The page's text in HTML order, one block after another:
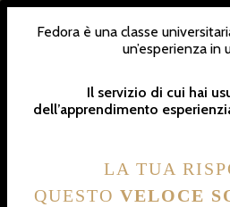
Fedora è una classe
un’esperienza in
Il servizio di cui hai
dell’apprendimento
LA TUA
QUESTOVELOCE